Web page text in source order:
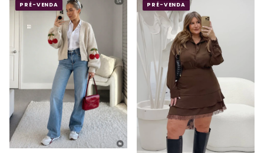
PRÉ-VENDA PRÉ-VENDA